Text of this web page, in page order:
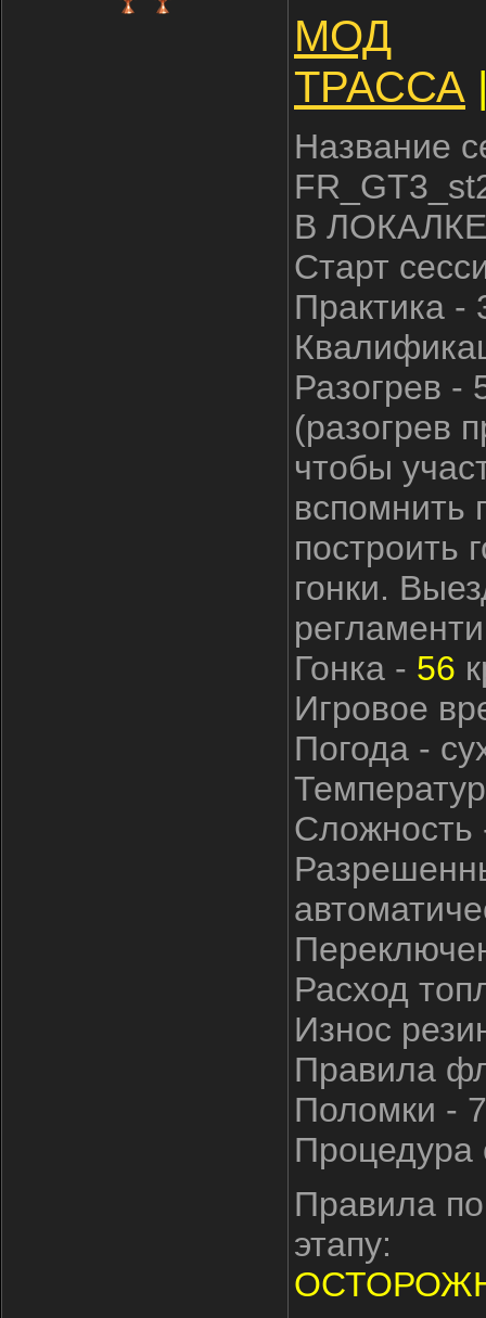
МОД
ТРАССА
Название
В
Старт
Практика -
Разогрев -
(разогрев
чтобы
вспомнить
построить
гонки.
Гонка - 56
Игровое
Погода -
Сложность
Расход
Износ
Правила
Поломки -
Процедура
Правила
этапу: